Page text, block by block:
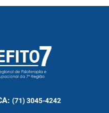
(71) 3045-4242